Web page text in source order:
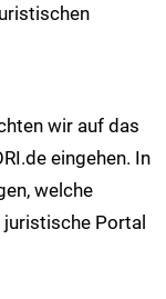
wir auf das
eingehen. In
welche
Portal